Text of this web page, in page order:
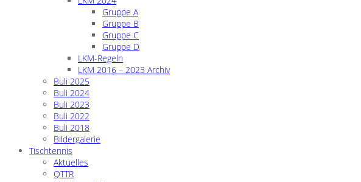
Gruppe A
Gruppe B
Gruppe C
Gruppe D
LKM-Regeln
LKM 2016 – 2023 Archiv
Buli 2025
Buli 2024
Buli 2023
Buli 2022
Buli 2018
Bildergalerie
Tischtennis
Aktuelles
QTTR